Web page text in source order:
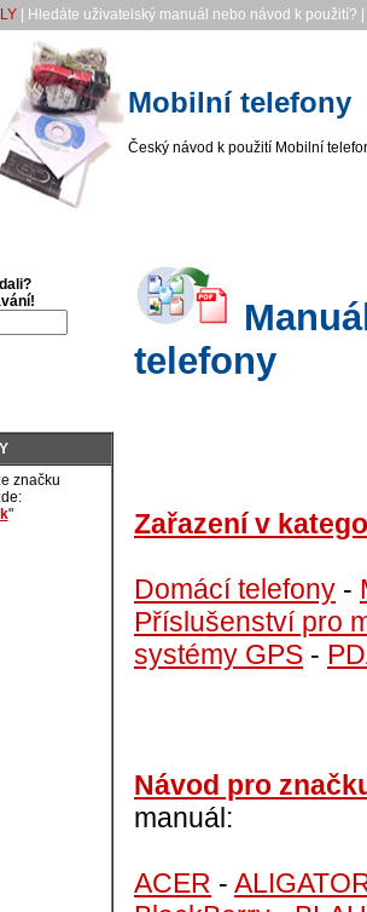
| Hledáte uživatelský manuál nebo návod k použití? |
Mobilní telefony
Český návod k použití Mobilní
telefony
Zařazení v
Domácí telefony -
Příslušenství pro
systémy GPS -
Návod pro
manuál:
ACER -
značku
"